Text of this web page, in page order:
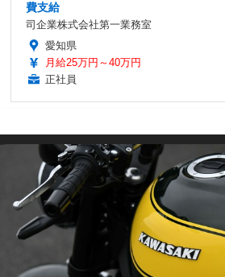
費支給
司企業株式会社第一業務室
愛知県
月給25万円～40万円
正社員